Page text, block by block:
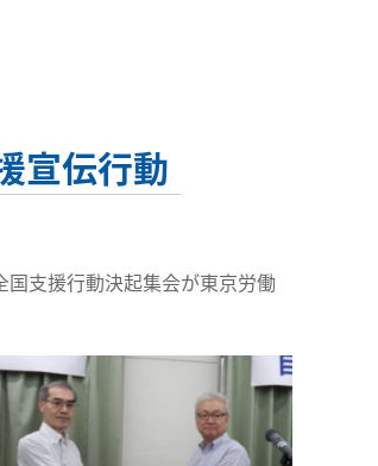
宣伝行動
支援行動決起集会が東京労働